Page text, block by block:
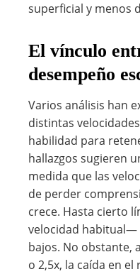
superficial y menos
El vínculo
desempeño
Varios análisis han
distintas
habilidad para
hallazgos sugieren
medida que las
de perder
crece. Hasta cierto
velocidad habitual—
bajos. No obstante,
o 2,5x, la caída en